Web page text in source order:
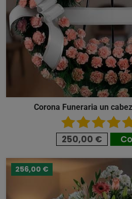
Corona Funeraria un
250,00 €
256,00 €